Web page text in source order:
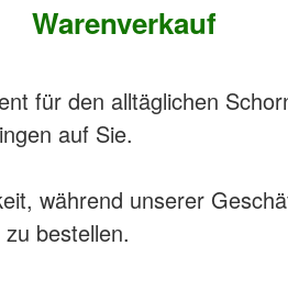
Warenverkauf
für den alltäglichen
auf Sie.
während unserer
bestellen.